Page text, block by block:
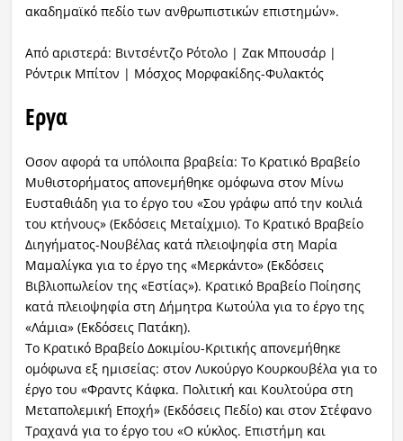
ακαδημαϊκό πεδίο των ανθρωπιστικών επιστημών».
Από αριστερά: Βιντσέντζο Ρότολο | Ζακ Μπουσάρ |
Ρόντρικ Μπίτον | Μόσχος Μορφακίδης-Φυλακτός
Εργα
Οσον αφορά τα υπόλοιπα βραβεία: Το Κρατικό Βραβείο
Μυθιστορήματος απονεμήθηκε ομόφωνα στον Μίνω
Ευσταθιάδη για το έργο του «Σου γράφω από την κοιλιά
του κτήνους» (Εκδόσεις Μεταίχμιο). Το Κρατικό Βραβείο
Διηγήματος-Νουβέλας κατά πλειοψηφία στη Μαρία
Μαμαλίγκα για το έργο της «Μερκάντο» (Εκδόσεις
Βιβλιοπωλείον της «Εστίας»). Κρατικό Βραβείο Ποίησης
κατά πλειοψηφία στη Δήμητρα Κωτούλα για το έργο της
«Λάμια» (Εκδόσεις Πατάκη).
Το Κρατικό Βραβείο Δοκιμίου-Κριτικής απονεμήθηκε
ομόφωνα εξ ημισείας: στον Λυκούργο Κουρκουβέλα για το
έργο του «Φραντς Κάφκα. Πολιτική και Κουλτούρα στη
Μεταπολεμική Εποχή» (Εκδόσεις Πεδίο) και στον Στέφανο
Τραχανά για το έργο του «Ο κύκλος. Επιστήμη και